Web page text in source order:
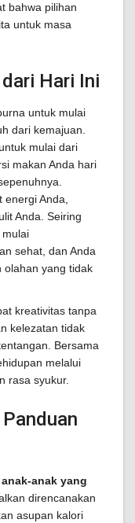
bahwa pilihan
untuk masa
Hari Ini
untuk mulai
dari kemajuan.
mulai dari
makan Anda hari
energi Anda,
Anda. Seiring
mulai
sehat, dan Anda
olahan yang tidak
kreativitas tanpa
kelezatan tidak
Bersama
melalui
rasa syukur.
anak yang
direncanakan
asupan kalori